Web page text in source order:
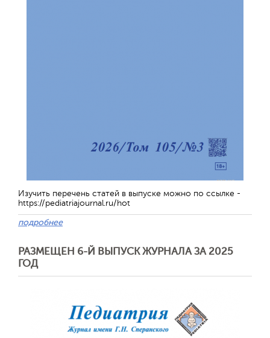
Изучить перечень статей в выпуске можно по ссылке -
https://pediatriajournal.ru/hot
подробнее
РАЗМЕЩЕН 6-Й ВЫПУСК ЖУРНАЛА ЗА 2025
ГОД